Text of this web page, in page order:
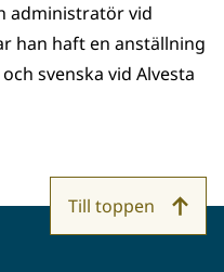
administratör vid
han haft en anställning
svenska vid Alvesta
Till toppen